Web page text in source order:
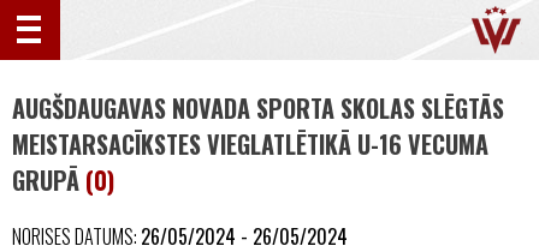
AUGŠDAUGAVAS NOVADA SPORTA SKOLAS SLĒGTĀS
MEISTARSACĪKSTES VIEGLATLĒTIKĀ U-16 VECUMA
GRUPĀ (0)
NORISES DATUMS: 26/05/2024 - 26/05/2024